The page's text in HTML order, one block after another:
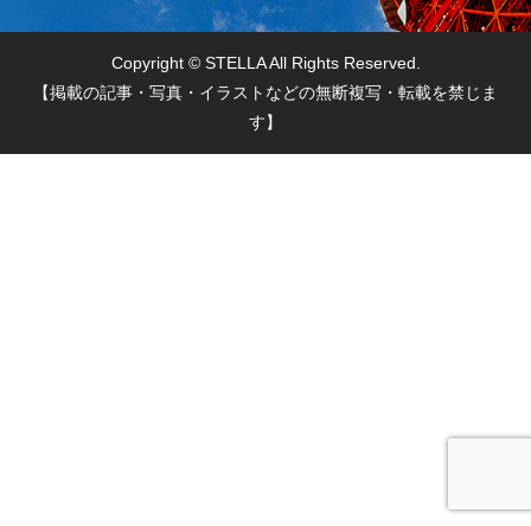
Copyright © STELLA All Rights Reserved.
【掲載の記事・写真・イラストなどの無断複写・転載を禁じま
す】